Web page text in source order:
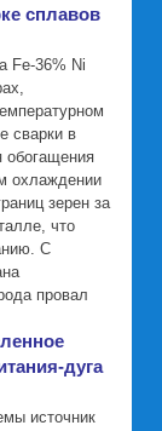
сплавов
Fe-36% Ni
сварки в
обогащения
охлаждении
зерен за
что
С
провал
дуга
источник